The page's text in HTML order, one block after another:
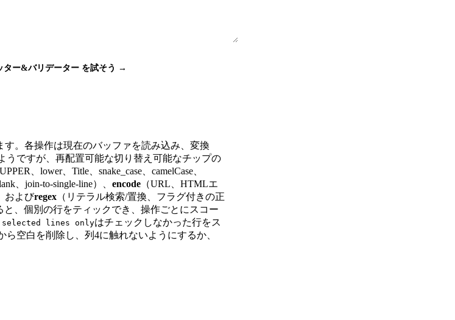
ター&バリデーター を試そう →
。各操作は現在のバッファを読み込み、変換
うですが、再配置可能な切り替え可能なチップの
UPPER、lower、Title、snake_case、camelCase、
、join-to-single-line）、 encode （URL、HTMLエ
およびregex （リテラル検索/置換、フラグ付きの正
、個別の行をティックでき、操作ごとにスコー
selected lines onlyはチェックしなかった行をス
空白を削除し、列4に触れないようにするか、